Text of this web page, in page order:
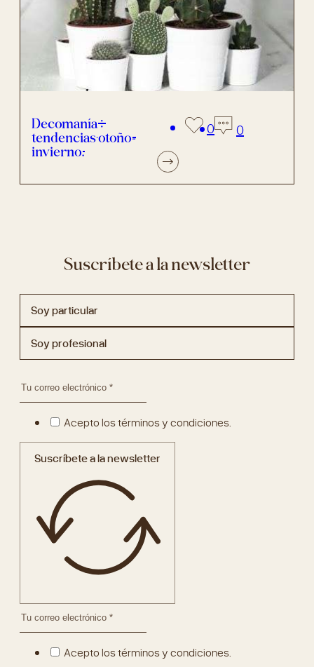
Decomanía:
tendencias otoño-
invierno.
0 0
Suscríbete a la newsletter
Soy particular
Soy profesional
Acepto los términos y condiciones.
Suscríbete a la newsletter
Acepto los términos y condiciones.